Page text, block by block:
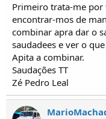
Primeiro trata-me por
encontrar-mos de
combinar apra dar o
saudadees e ver o
Apita a combinar.
Saudações TT
Zé Pedro Leal